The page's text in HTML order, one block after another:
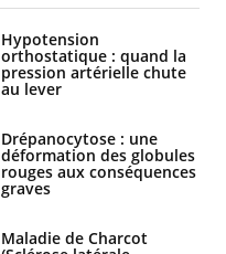
Hypotension
orthostatique : quand la
pression artérielle chute
au lever
Drépanocytose : une
déformation des globules
rouges aux conséquences
graves
Maladie de Charcot